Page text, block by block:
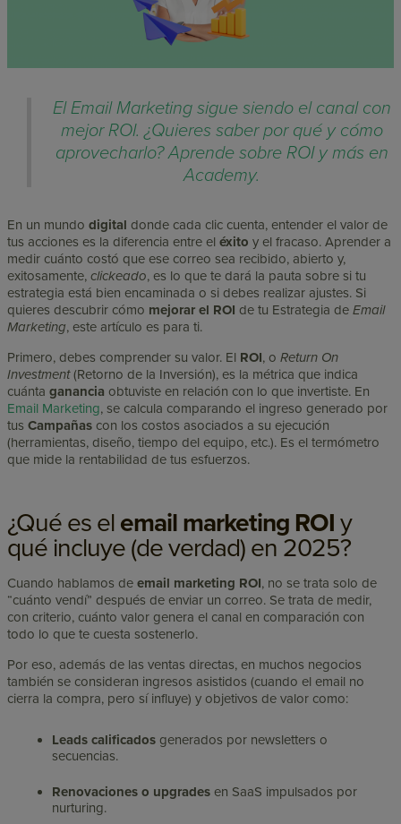
El Email Marketing sigue siendo el canal con
mejor ROI. ¿Quieres saber por qué y cómo
aprovecharlo? Aprende sobre ROI y más en
Academy.
En un mundodigital donde cada clic cuenta, entender el valor de
tus acciones es la diferencia entre eléxitoy el fracaso. Aprender a
medir cuánto costó que ese correo sea recibido, abierto y,
exitosamente,clickeado, es lo que te dará la pauta sobre si tu
estrategia está bien encaminada o si debes realizar ajustes. Si
quieres descubrir cómo mejorar el ROI de tu Estrategia deEmail
Marketing, este artículo es para ti.
Primero, debes comprender su valor. El ROI, oReturn On
Investment(Retorno de la Inversión), es la métrica que indica
cuántaganancia obtuviste en relación con lo que invertiste. En
Email Marketing, se calcula comparando el ingreso generado por
tusCampañas con los costos asociados a su ejecución
(herramientas, diseño, tiempo del equipo, etc.). Es el termómetro
que mide la rentabilidad de tus esfuerzos.
¿Qué es el email marketing ROI y
qué incluye (de verdad) en 2025?
Cuando hablamos deemail marketing ROI, no se trata solo de
“cuánto vendí” después de enviar un correo. Se trata de medir,
con criterio, cuánto valor genera el canal en comparación con
todo lo que te cuesta sostenerlo.
Por eso, además de las ventas directas, en muchos negocios
también se consideran ingresos asistidos (cuando el email no
cierra la compra, pero sí influye) y objetivos de valor como:
Leads calificados generados por newsletters o
secuencias.
Renovaciones o upgrades en SaaS impulsados por
nurturing.